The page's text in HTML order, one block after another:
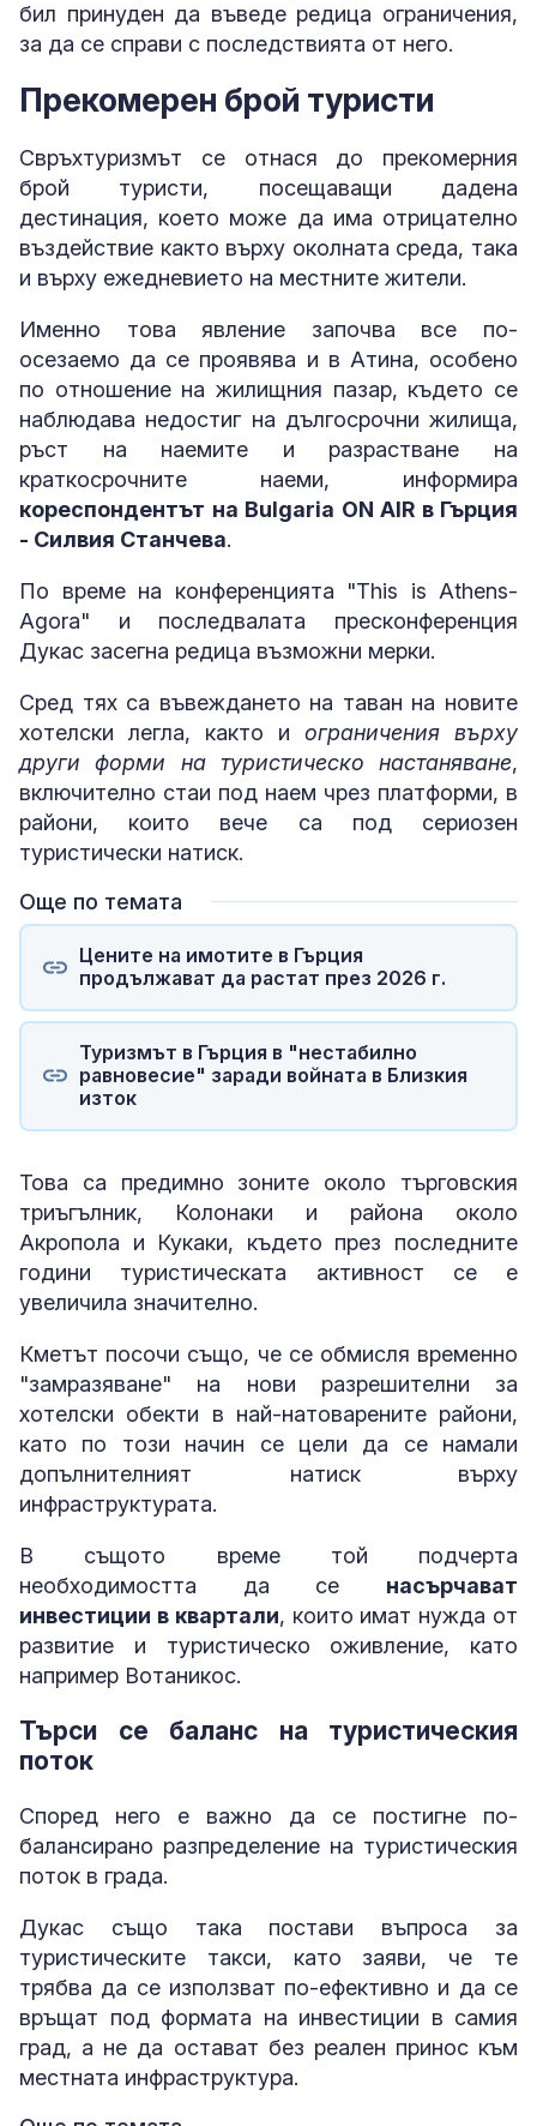
бил принуден да въведе редица ограничения,
за да се справи с последствията от него.
Прекомерен брой туристи
Свръхтуризмът се отнася до прекомерния
брой туристи, посещаващи дадена
дестинация, което може да има отрицателно
въздействие както върху околната среда, така
и върху ежедневието на местните жители.
Именно това явление започва все по-
осезаемо да се проявява и в Атина, особено
по отношение на жилищния пазар, където се
наблюдава недостиг на дългосрочни жилища,
ръст на наемите и разрастване на
краткосрочните наеми, информира
кореспондентът на Bulgaria ON AIR в Гърция
- Силвия Станчева.
По време на конференцията "This is Athens-
Agora" и последвалата пресконференция
Дукас засегна редица възможни мерки.
Сред тях са въвеждането на таван на новите
хотелски легла, както и ограничения върху
други форми на туристическо настаняване,
включително стаи под наем чрез платформи, в
райони, които вече са под сериозен
туристически натиск.
Още по темата
Цените на имотите в Гърция
продължават да растат през 2026 г.
Туризмът в Гърция в "нестабилно
равновесие" заради войната в Близкия
изток
Това са предимно зоните около търговския
триъгълник, Колонаки и района около
Акропола и Кукаки, където през последните
години туристическата активност се е
увеличила значително.
Кметът посочи също, че се обмисля временно
"замразяване" на нови разрешителни за
хотелски обекти в най-натоварените райони,
като по този начин се цели да се намали
допълнителният натиск върху
инфраструктурата.
В същото време той подчерта
необходимостта да се насърчават
инвестиции в квартали, които имат нужда от
развитие и туристическо оживление, като
например Вотаникос.
Търси се баланс на туристическия
поток
Според него е важно да се постигне по-
балансирано разпределение на туристическия
поток в града.
Дукас също така постави въпроса за
туристическите такси, като заяви, че те
трябва да се използват по-ефективно и да се
връщат под формата на инвестиции в самия
град, а не да остават без реален принос към
местната инфраструктура.